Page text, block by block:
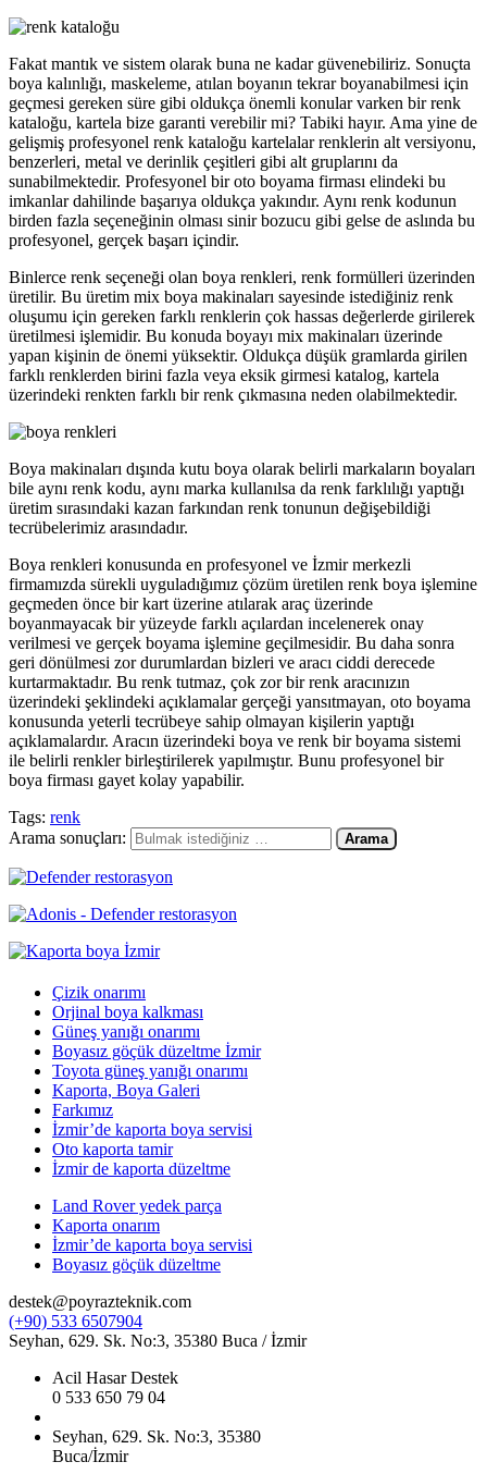
Fakat mantık ve sistem olarak buna ne kadar güvenebiliriz. Sonuçta
boya kalınlığı, maskeleme, atılan boyanın tekrar boyanabilmesi için
geçmesi gereken süre gibi oldukça önemli konular varken bir renk
kataloğu, kartela bize garanti verebilir mi? Tabiki hayır. Ama yine de
gelişmiş profesyonel renk kataloğu kartelalar renklerin alt versiyonu,
benzerleri, metal ve derinlik çeşitleri gibi alt gruplarını da
sunabilmektedir. Profesyonel bir oto boyama firması elindeki bu
imkanlar dahilinde başarıya oldukça yakındır. Aynı renk kodunun
birden fazla seçeneğinin olması sinir bozucu gibi gelse de aslında bu
profesyonel, gerçek başarı içindir.
Binlerce renk seçeneği olan boya renkleri, renk formülleri üzerinden
üretilir. Bu üretim mix boya makinaları sayesinde istediğiniz renk
oluşumu için gereken farklı renklerin çok hassas değerlerde girilerek
üretilmesi işlemidir. Bu konuda boyayı mix makinaları üzerinde
yapan kişinin de önemi yüksektir. Oldukça düşük gramlarda girilen
farklı renklerden birini fazla veya eksik girmesi katalog, kartela
üzerindeki renkten farklı bir renk çıkmasına neden olabilmektedir.
Boya makinaları dışında kutu boya olarak belirli markaların boyaları
bile aynı renk kodu, aynı marka kullanılsa da renk farklılığı yaptığı
üretim sırasındaki kazan farkından renk tonunun değişebildiği
tecrübelerimiz arasındadır.
Boya renkleri konusunda en profesyonel ve İzmir merkezli
firmamızda sürekli uyguladığımız çözüm üretilen renk boya işlemine
geçmeden önce bir kart üzerine atılarak araç üzerinde
boyanmayacak bir yüzeyde farklı açılardan incelenerek onay
verilmesi ve gerçek boyama işlemine geçilmesidir. Bu daha sonra
geri dönülmesi zor durumlardan bizleri ve aracı ciddi derecede
kurtarmaktadır. Bu renk tutmaz, çok zor bir renk aracınızın
üzerindeki şeklindeki açıklamalar gerçeği yansıtmayan, oto boyama
konusunda yeterli tecrübeye sahip olmayan kişilerin yaptığı
açıklamalardır. Aracın üzerindeki boya ve renk bir boyama sistemi
ile belirli renkler birleştirilerek yapılmıştır. Bunu profesyonel bir
boya firması gayet kolay yapabilir.
Tags: renk
Arama sonuçları:
Arama
Çizik onarımı
Orjinal boya kalkması
Güneş yanığı onarımı
Boyasız göçük düzeltme İzmir
Toyota güneş yanığı onarımı
Kaporta, Boya Galeri
Farkımız
İzmir’de kaporta boya servisi
Oto kaporta tamir
İzmir de kaporta düzeltme
Land Rover yedek parça
Kaporta onarım
İzmir’de kaporta boya servisi
Boyasız göçük düzeltme
destek@poyrazteknik.com
(+90) 533 6507904
Seyhan, 629. Sk. No:3, 35380 Buca / İzmir
Acil Hasar Destek
0 533 650 79 04
Seyhan, 629. Sk. No:3, 35380
Buca/İzmir